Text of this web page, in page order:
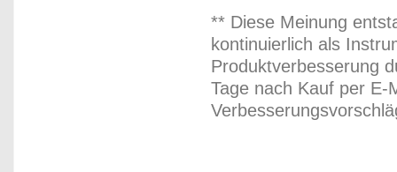
** Diese Meinung
kontinuierlich als
Produktverbesserung
Tage nach Kauf per E-